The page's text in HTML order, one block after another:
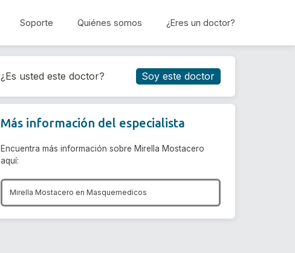
Soporte Quiénes somos ¿Eres un doctor?
Reservar cita
¿Es usted este doctor? Soy este doctor
Más información del especialista
Encuentra más información sobre Mirella Mostacero
aquí:
Mirella Mostacero en Masquemedicos